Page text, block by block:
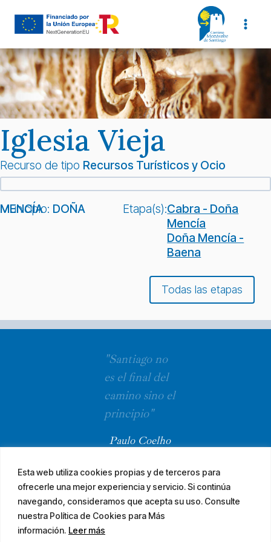
Esta web utiliza cookies propias y de terceros para
ofrecerle una mejor experiencia y servicio. Si continúa
navegando, consideramos que acepta su uso. Consulte
nuestra Política de Cookies para Más
información. Leer más
Iglesia Vieja
Recurso de tipo Recursos Turísticos y Ocio
Municipio:
DOÑA MENCÍA Etapa(s):Cabra - Doña
Mencía
Doña Mencía -
Baena
Todas las etapas
"Santiago no
es el final del
camino sino el
principio"
Paulo Coelho